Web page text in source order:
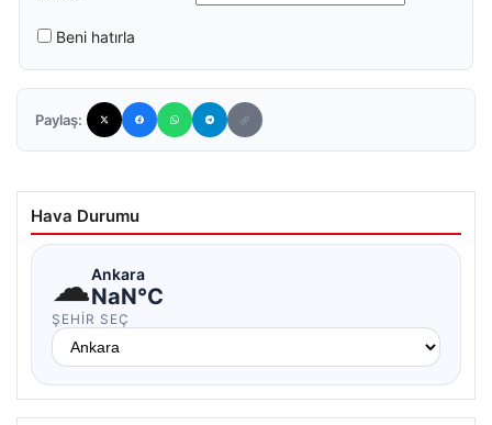
Beni hatırla
Paylaş:
Hava Durumu
☁Ankara
NaN°C
ŞEHIR SEÇ